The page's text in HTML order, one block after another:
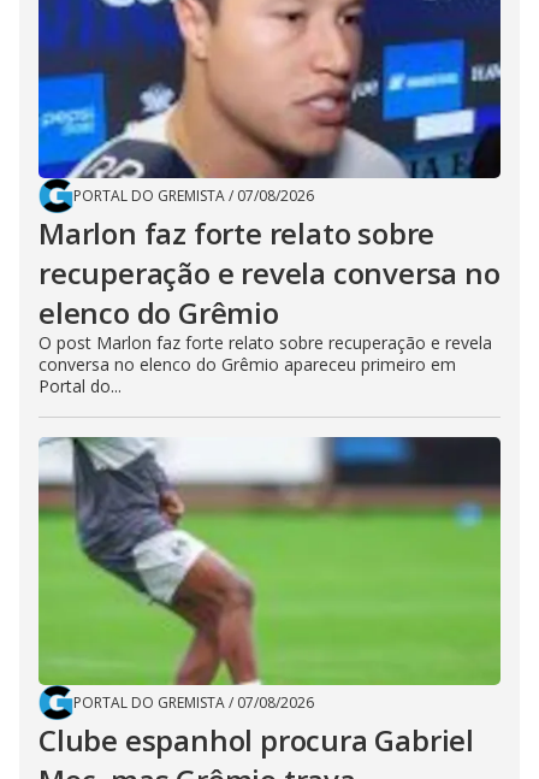
PORTAL DO GREMISTA/ 07/08/2026
Marlon faz forte relato sobre
recuperação e revela conversa no
elenco do Grêmio
O post Marlon faz forte relato sobre recuperação e revela
conversa no elenco do Grêmio apareceu primeiro em
Portal do...
PORTAL DO GREMISTA/ 07/08/2026
Clube espanhol procura Gabriel